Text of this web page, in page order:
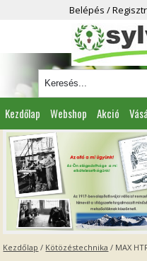
Belépés /
Kezdőlap Webshop Akció
Viszonteladóknak Partnereink
Kezdőlap / Kötözéstechnika / MAX